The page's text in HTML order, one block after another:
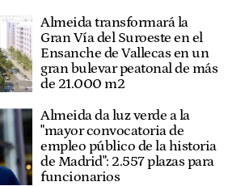
Almeida transformará la
Gran Vía del Suroeste en el
Ensanche de Vallecas en un
gran bulevar peatonal de más
de 21.000 m2
Almeida da luz verde a la
"mayor convocatoria de
empleo público de la historia
de Madrid": 2.557 plazas para
funcionarios